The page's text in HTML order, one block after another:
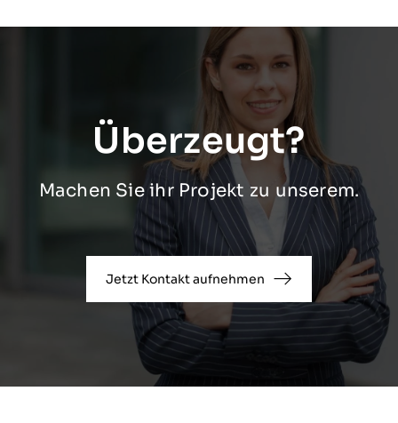
Überzeugt?
Machen Sie ihr Projekt zu unserem.
Jetzt Kontakt aufnehmen